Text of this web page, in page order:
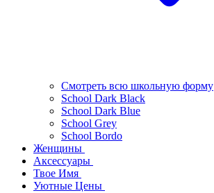
Смотреть всю школьную форму
School Dark Black
School Dark Blue
School Grey
School Bordo
Женщины
Аксессуары
Твое Имя
Уютные Цены